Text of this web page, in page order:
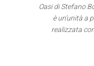
Oasi di Stefano
è un’unità a
realizzata